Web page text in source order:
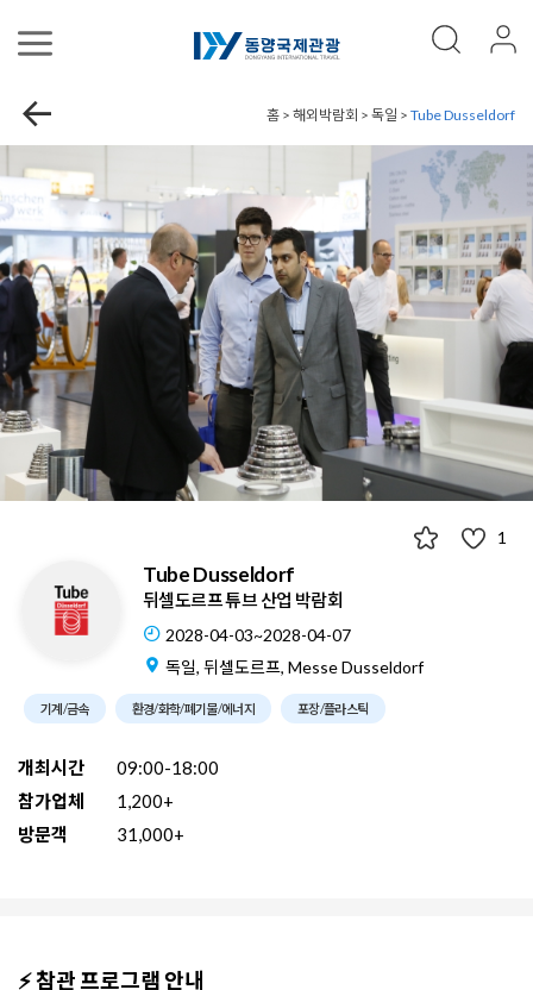
홈 > 해외박람회 > 독일 > Tube Dusseldorf
1
Tube Dusseldorf
뒤셀도르프 튜브 산업 박람회
2028-04-03~2028-04-07
독일, 뒤셀도르프, Messe Dusseldorf
기계/금속 환경/화학/폐기물/에너지 포장/플라스틱
개최시간
09:00-18:00
참가업체
1,200+
방문객
31,000+
⚡ 참관 프로그램 안내